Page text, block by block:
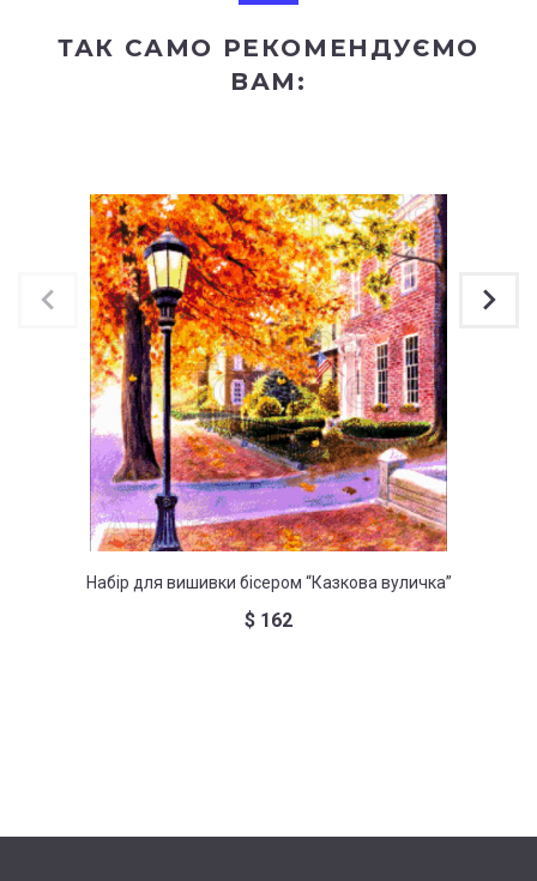
ТАК САМО РЕКОМЕНДУЄМО
ВАМ:
Набір для вишивки бісером “Казкова вуличка”
$ 162